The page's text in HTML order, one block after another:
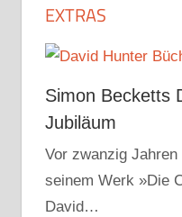
EXTRAS
Simon Becketts
Jubiläum
Vor zwanzig
seinem Werk »Die
David…